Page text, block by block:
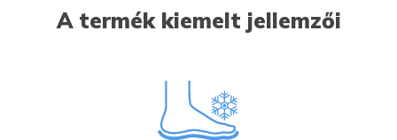
A termék kiemelt jellemzői